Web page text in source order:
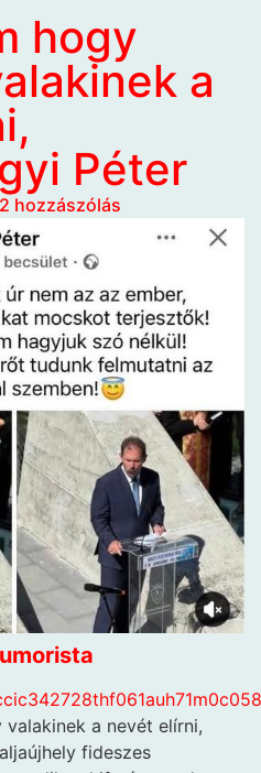
hogy
a
Péter
2 hozzászólás
cic342728thf061auh71m0c058
a nevét elírni,
fideszes